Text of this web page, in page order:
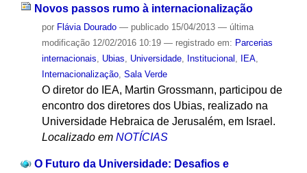
Novos passos rumo à internacionalização
por Flávia Dourado — publicado15/04/2013 — última
modificação12/02/2016 10:19 — registrado em: Parcerias
internacionais, Ubias, Universidade, Institucional , IEA,
Internacionalização, Sala Verde
O diretor do IEA, Martin Grossmann, participou de
encontro dos diretores dos Ubias, realizado na
Universidade Hebraica de Jerusalém, em Israel.
Localizado em NOTÍCIAS
O Futuro da Universidade: Desafios e